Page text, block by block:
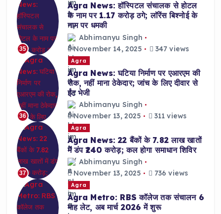
35
Agra News: हॉस्पिटल संचालक से होटल
के नाम पर 1.17 करोड़ ठगे; लॉरेंस बिश्नोई के
नाम पर धमकी
Abhimanyu Singh
November 14, 2025
347 views
36
Agra
Agra News: घटिया निर्माण पर एआरएम की
रोक, नहीं माना ठेकेदार; जांच के लिए दीवार से
ईंट भेजी
Abhimanyu Singh
November 13, 2025
311 views
37
Agra
Agra News: 22 बैंकों के 7.82 लाख खातों
में डंप ₹240 करोड़; कल होगा समाधान शिविर
Abhimanyu Singh
November 13, 2025
736 views
Agra
Agra Metro: RBS कॉलेज तक संचालन 6
माह लेट, अब मार्च 2026 में शुरू